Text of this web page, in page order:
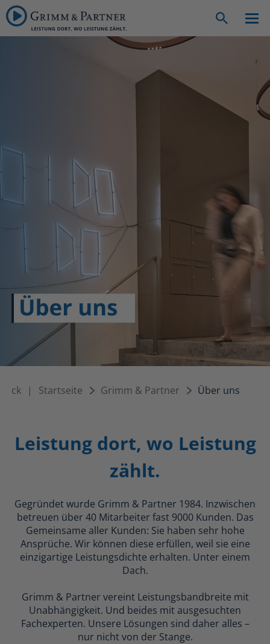
| Startseite Grimm & Partner Über uns
Leistung dort, wo Leistung
zählt.
Gegründet wurde Grimm & Partner 1984. Inzwischen
betreuen über 40 Mitarbeiter fast 9000 Kunden. Das
Gemeinsame aller Kunden: Sie haben sehr hohe
Ansprüche. Wir können diese erfüllen, weil sie eine
einzigartige Leistungsdichte erhalten. Unter einem
Dach.
Grimm & Partner vereint Leistungsbandbreite mit
Unabhängigkeit. Und beides mit ausgesuchten
Fachexperten. Unsere Lösungen sind daher alles –
nur nicht von der Stange.